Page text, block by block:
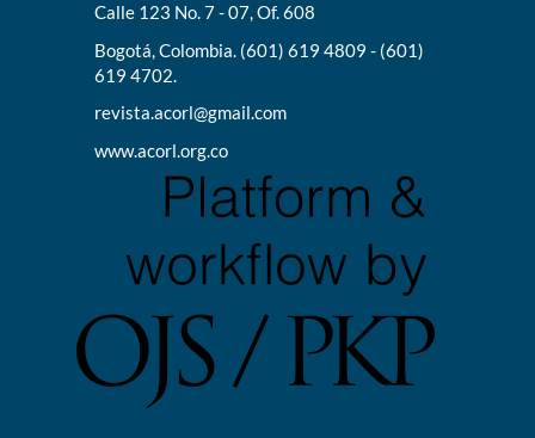
Calle 123 No. 7 - 07, Of. 608
Bogotá, Colombia. (601) 619 4809 - (601)
619 4702.
revista.acorl@gmail.com
www.acorl.org.co